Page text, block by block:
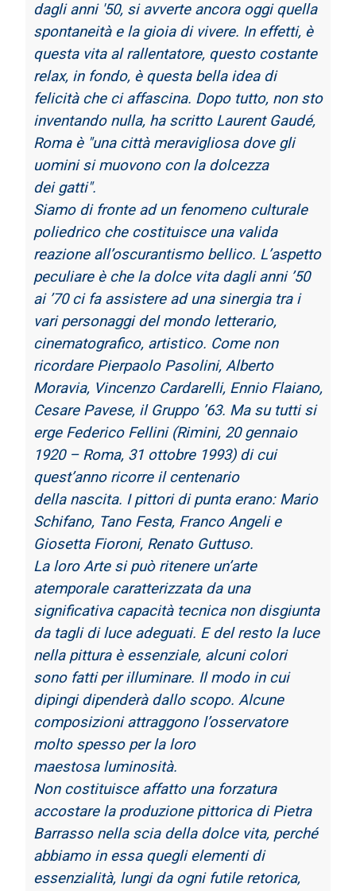
dagli anni '50, si avverte ancora oggi quella
spontaneità e la gioia di vivere. In effetti, è
questa vita al rallentatore, questo costante
relax, in fondo, è questa bella idea di
felicità che ci affascina. Dopo tutto, non sto
inventando nulla, ha scritto Laurent Gaudé,
Roma è "una città meravigliosa dove gli
uomini si muovono con la dolcezza
deigatti".
Siamo di fronte ad un fenomeno culturale
poliedrico che costituisce una valida
reazione all’oscurantismo bellico. L’aspetto
peculiare è che la dolce vita dagli anni ’50
ai ’70 ci fa assistere ad una sinergia tra i
vari personaggi del mondo letterario,
cinematografico, artistico. Come non
ricordare Pierpaolo Pasolini, Alberto
Moravia, Vincenzo Cardarelli, Ennio Flaiano,
Cesare Pavese, il Gruppo ’63. Ma su tutti si
erge Federico Fellini (Rimini, 20 gennaio
1920 – Roma, 31 ottobre 1993) di cui
quest’anno ricorre il centenario
della nascita. I pittori di punta erano: Mario
Schifano, Tano Festa, Franco Angeli e
Giosetta Fioroni, Renato Guttuso.
La loro Arte si può ritenere un’arte
atemporale caratterizzata da una
significativa capacità tecnica non disgiunta
da tagli di luce adeguati. E del resto la luce
nella pittura è essenziale, alcuni colori
sono fatti per illuminare. Il modo in cui
dipingi dipenderà dallo scopo. Alcune
composizioni attraggono l’osservatore
molto spesso per la loro
maestosa luminosità.
Non costituisce affatto una forzatura
accostare la produzione pittorica di Pietra
Barrasso nella scia della dolce vita, perché
abbiamo in essa quegli elementi di
essenzialità, lungi da ogni futile retorica,